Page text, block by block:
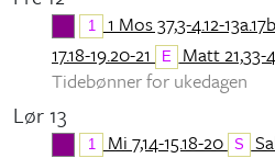
1 1 Mos 37,3-4.12-
17.18-19.20-21
E
Matt 21,33-
Tidebønner for ukedagen
Lør 13
1 Mi 7,14-15.18-20 S